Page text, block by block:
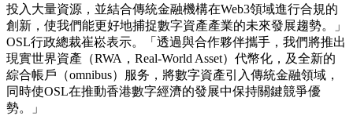
投入大量資源，並結合傳統金融機構在Web3領域進行合規的
創新，使我們能更好地捕捉數字資產產業的未來發展趨勢。」
OSL行政總裁崔崧表示。「透過與合作夥伴攜手，我們將推出
現實世界資產（RWA，Real-World Asset）代幣化，及全新的
綜合帳戶（omnibus）服务，將數字資產引入傳統金融領域，
同時使OSL在推動香港數字經濟的發展中保持關鍵競爭優
勢。」